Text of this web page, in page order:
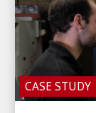
CASE STUDY